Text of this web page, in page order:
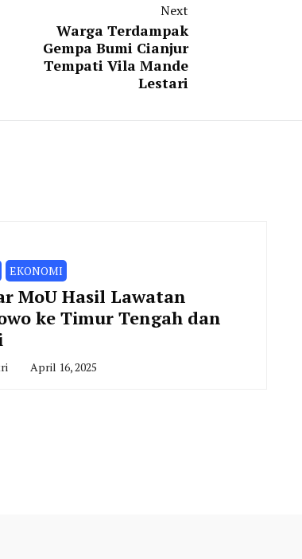
Next
Warga Terdampak
Gempa Bumi Cianjur
Tempati Vila Mande
Lestari
EKONOMI
MoU Hasil Lawatan
ke Timur Tengah dan
April 16, 2025